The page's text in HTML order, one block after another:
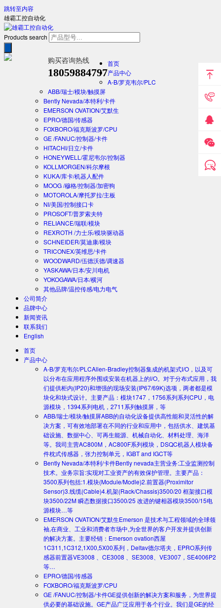
跳转至内容
雄霸工控自动化
Products search
购买咨询热线
18059884797
首页
产品中心
A-B/罗克韦尔/PLC
ABB/瑞士/模块/触摸屏
Bently Nevada/本特利/卡件
EMERSON OVATION/艾默生
EPRO/德国/传感器
FOXBORO/福克斯波罗/CPU
GE /FANUC/控制器/卡件
HITACHI/日立/卡件
HONEYWELL/霍尼韦尔/控制器
KOLLMORGEN/科尔摩根
KUKA/库卡/机器人配件
MOOG /穆格/控制器/加密狗
MOTOROLA/摩托罗拉/主板
NI/美国/控制接口卡
PROSOFT/普罗索夫特
RELIANCE/瑞联/模块
REXROTH /力士乐/模块驱动器
SCHNEIDER/莫迪康/模块
TRICONEX/英维思/卡件
WOODWARD/伍德沃德/调速器
YASKAWA/日本/安川电机
YOKOGAWA/日本/横河
其他品牌/温控传感/电力电气
公司简介
品牌中心
新闻资讯
联系我们
English
首页
产品中心
A-B/罗克韦尔/PLCAllen-Bradley控制器集成的机架式I/O，以及可
以分布在应用程序外围或安装在机器上的I/O。对于分布式应用，我
们提供柜内(IP20)和增强的现场安装(IP67/69K)选项，两者都是模
块化和块式设计。主要产品：模块1747，1756系列系列CPU，电
源模块，1394系列电机，2711系列触摸屏，等
ABB/瑞士/模块/触摸屏ABB的自动化设备提供高性能和灵活性的解
决方案，可有效地部署在不同的行业和应用中，包括供水、建筑基
础设施、数据中心、可再生能源、机械自动化、材料处理、海洋
等。我司主营AC800M，AC800F系列模块，DSQC机器人模块备
件枕式传感器，张力控制单元，IGBT and IGCT等
Bently Nevada/本特利/卡件Bently nevada主营业务:工业监测控制
技术。业务宗旨:实现对工业资产的有效保护管理。主要产品：
3500系列包括:1.模块(Module/Modle)2.前置器(Proximitor
Sensor)3.线缆(Cable)4.机架(Rack/Chassis)3500/20 框架接口模
块3500/22M 瞬态数据接口3500/25 改进的键相器模块3500/15电
源模块…等
EMERSON OVATION/艾默生Emerson 是技术与工程领域的全球领
袖,在商业、工业和消费者市场中,为全世界的客户开发并提供创新
的解决方案。主要经销：Emerson ovation西屋
1C311,1C312,1X00,5X00系列，Deltav德尔塔夫，EPRO系列传
感器前置器VE3008 、CE3008 、SE3008、VE3007，SE4006P2
等…
EPRO/德国/传感器
FOXBORO/福克斯波罗/CPU
GE /FANUC/控制器/卡件GE提供创新的解决方案和服务，为世界提
供必要的基础设施。GE产品广泛应用于各个行业。我们是GE的经